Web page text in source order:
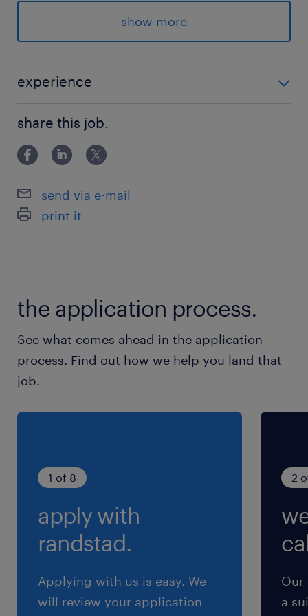
⑶プロセス改革コンサルタント(サービス領域)
・SAP/基幹システム(販売)知見、DX推進経験
・ECパッケージ導入経験、バックオフィス業務
知見
・Webマーケティングツールの知見
⑸Web・アプリアーキテクト
・Web/アプリの技術理解、CMS導入・移行知見
・データマネジメント知見、BIツール利用経験
■歓迎要件
・MBA、中小企業診断士、その他関連資格
・ビジネスレベルの英語力
保険
待遇・福利厚生
財形貯蓄制度、団体保険、退職金制度、健康保険
show more
experience
ションの必要経験・スキル＞ ⑴CRMスイーツコンサル
タント ・CRMパッケージ、プロジェクトマネジメント
知見 ・営業改革経験、ITアーキテクチャ
share this job.
send via e-mail
print it
the application process.
See what comes ahead in the application
process. Find out how we help you land that
job.
1 of 8
apply with
randstad.
Applying with us is easy. We
will review your application
2
Our
a